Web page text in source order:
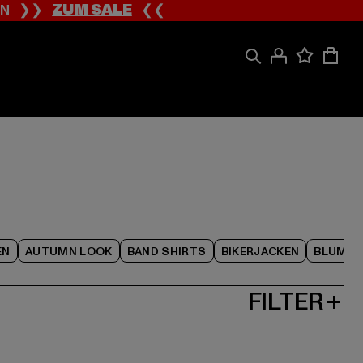
❯❯ZUM SALE❮❮
AUTUMN LOOK BAND SHIRTS BIKERJACKEN
FILTER